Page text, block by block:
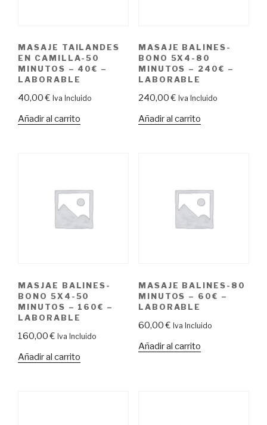
MASAJE TAILANDES
EN CAMILLA-50
MINUTOS – 40€ –
LABORABLE
40,00€ Iva Incluido
Añadir al carrito
MASAJE BALINES-
BONO 5X4-80
MINUTOS – 240€ –
LABORABLE
240,00€ Iva Incluido
Añadir al carrito
MASJAE BALINES-
BONO 5X4-50
MINUTOS – 160€ –
LABORABLE
160,00€ Iva Incluido
Añadir al carrito
MASAJE BALINES-80
MINUTOS – 60€ –
LABORABLE
60,00€ Iva Incluido
Añadir al carrito